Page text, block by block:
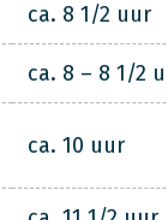
ca. 8 1/2 uur
ca. 8 – 8 1/2
ca. 10 uur